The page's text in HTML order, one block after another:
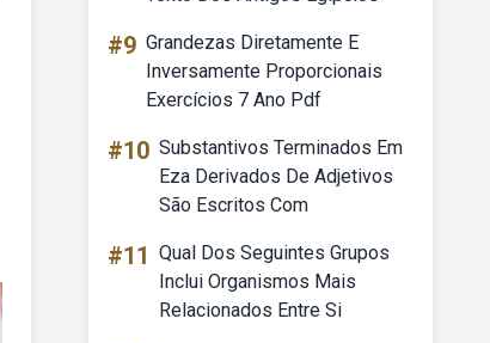
#9 Grandezas Diretamente E
Inversamente Proporcionais
Exercícios 7 Ano Pdf
#10 Substantivos Terminados Em
Eza Derivados De Adjetivos
São Escritos Com
#11 Qual Dos Seguintes Grupos
Inclui Organismos Mais
Relacionados Entre Si